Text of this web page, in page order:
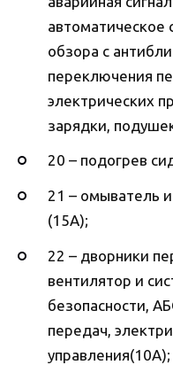
автоматическое
обзора с
переключения
электрических
зарядки,
20 – подогрев
21 – омыватель
(15А);
22 – дворники
вентилятор и
безопасности,
передач,
управления(10А);